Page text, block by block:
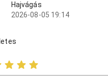
Hajvágás
2026-08-05 19:14